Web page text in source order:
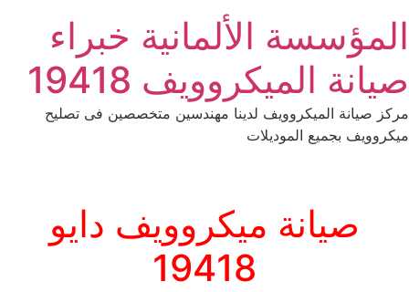
content
المؤسسة الألمانية خبراء
صيانة الميكروويف 19418
مركز صيانة الميكروويف لدينا مهندسين متخصصين فى تصليح
ميكروويف بجميع الموديلات
صيانة ميكروويف دايو
19418